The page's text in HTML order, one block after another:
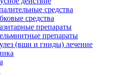
средства
средства
препараты
препараты
(вши и гниды) лечение